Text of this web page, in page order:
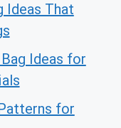
Ideas That
Ideas for
for